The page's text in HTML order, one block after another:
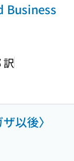
Business
訳
以後〉